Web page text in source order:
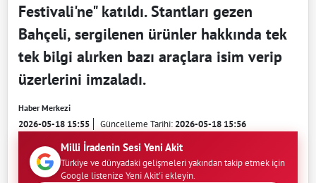
Festivali'ne" katıldı. Stantları gezen
Bahçeli, sergilenen ürünler hakkında tek
tek bilgi alırken bazı araçlara isim verip
üzerlerini imzaladı.
Haber Merkezi
2026-05-18 15:55 Güncelleme Tarihi:2026-05-18 15:56
Milli İradenin Sesi Yeni Akit
Türkiye ve dünyadaki gelişmeleri yakından takip etmek için
Google listenize Yeni Akit'i ekleyin.